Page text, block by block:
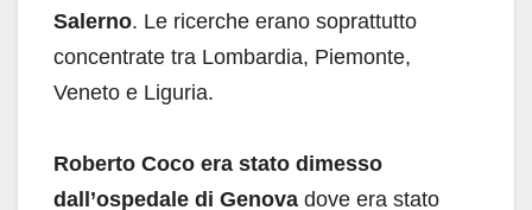
Salerno. Le ricerche erano soprattutto
concentrate tra Lombardia, Piemonte,
Veneto e Liguria.
Roberto Coco era stato dimesso
dall’ospedale di Genova dove era stato